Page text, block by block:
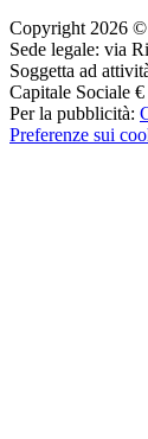
Copyright 2026 ©
Sede legale: via
Soggetta ad
Capitale Sociale
Per la pubblicità:
Preferenze sui